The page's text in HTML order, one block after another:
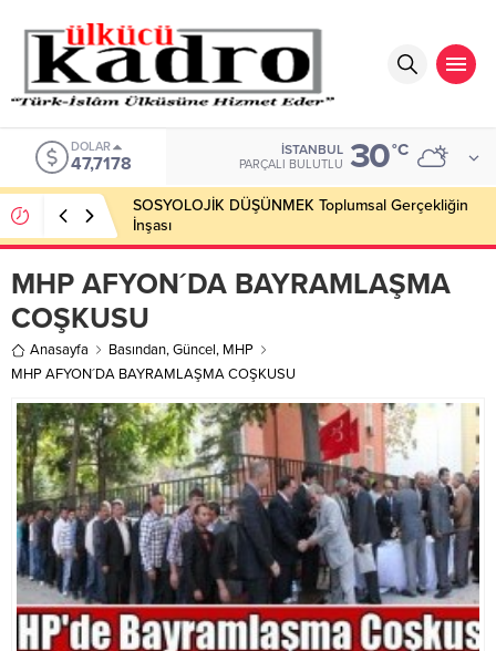
DOLAR
47,7178
İSTANBUL
PARÇALI BULUTLU 30°C
SOSYOLOJİK DÜŞÜNMEK Toplumsal Gerçekliğin
İnşası
MHP AFYON´DA BAYRAMLAŞMA
COŞKUSU
Anasayfa Basından,Güncel, MHP
MHP AFYON´DA BAYRAMLAŞMA COŞKUSU